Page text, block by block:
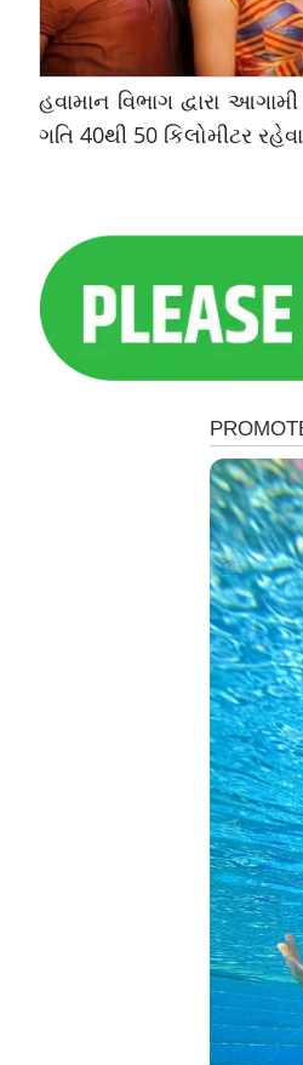
હવામાન વિભાગ દ્વારા
ગતિ 40થી 50 કિલોમીટર